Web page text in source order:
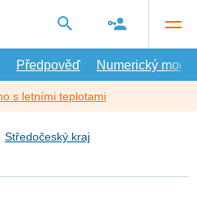
Předpověď Numerický model
s letními teplotami
Středočeský kraj